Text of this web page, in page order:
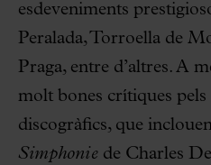
esdeveniments
Peralada, Torroella de
Praga, entre d’altres. A
molt bones crítiques pels
discogràfics, que
Simphoniede Charles